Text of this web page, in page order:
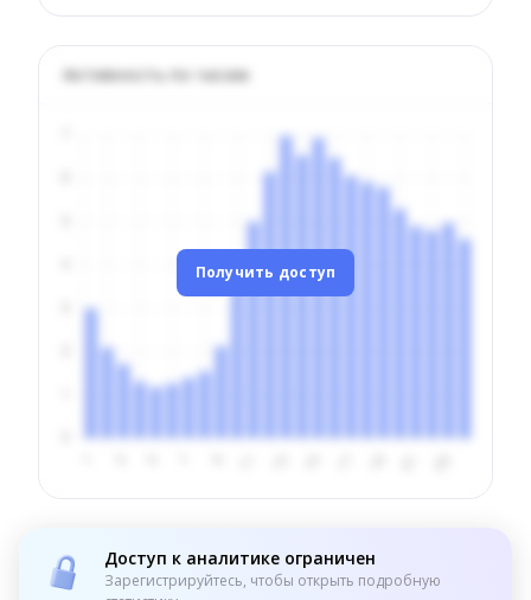
Активность по часам
Получить доступ
Доступ к аналитике ограничен
Зарегистрируйтесь, чтобы открыть подробную